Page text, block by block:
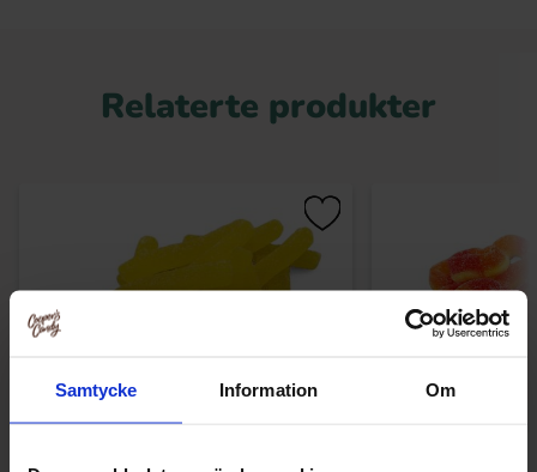
Samtycke Information Om
Relaterte produkter